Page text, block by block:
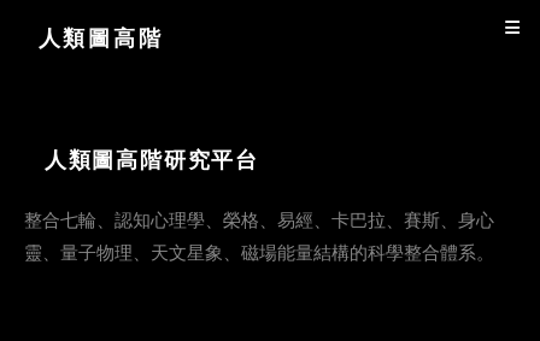
人類圖高階
人類圖高階研究平台
整合七輪、認知心理學、榮格、易經、卡巴拉、賽斯、身心
靈、量子物理、天文星象、磁場能量結構的科學整合體系。